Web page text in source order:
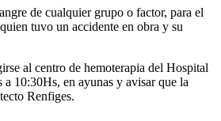
de cualquier grupo o factor, para el
tuvo un accidente en obra y su
al centro de hemoterapia del Hospital
10:30Hs, en ayunas y avisar que la
Renfiges.